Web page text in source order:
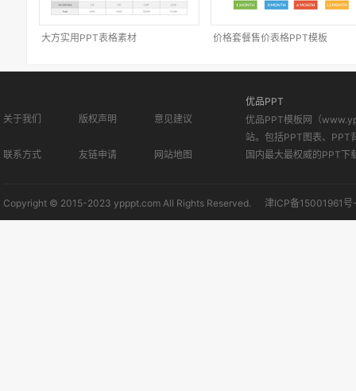
大方实用PPT表格素材 价格套餐售价表格PPT模板
关于我们 版权声明 意见建议
联系方式 友链申请 网站地图
优品PPT
优品PPT模板网（
站。包括PPT图表、PPT
国内最大最权威的PPT下
Copyright © 2015-2023 ypppt.com All Rights Reserved. 津ICP备15001961号